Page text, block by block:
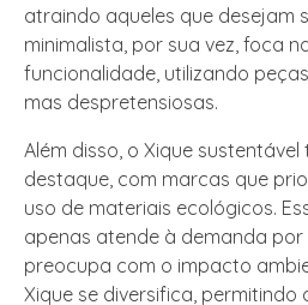
atraindo aqueles que desejam
minimalista, por sua vez, foca
funcionalidade, utilizando
mas despretensiosas.
Além disso, o Xique
destaque, com marcas que
uso de materiais ecológicos.
apenas atende à demanda
preocupa com o impacto
Xique se diversifica, permitindo